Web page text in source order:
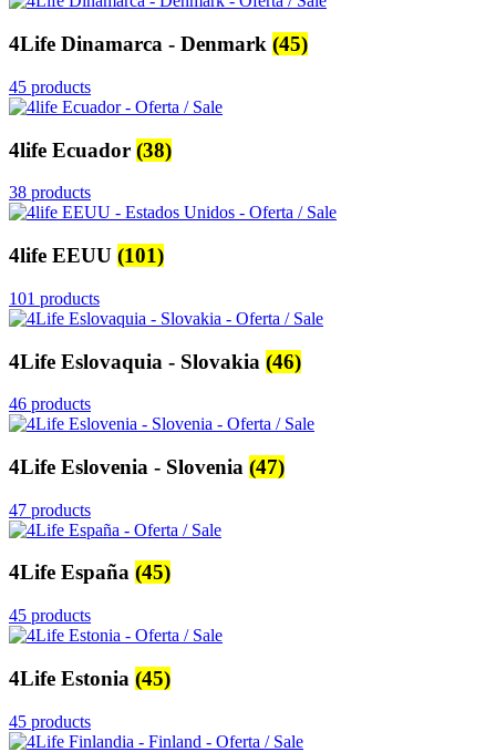
4Life Dinamarca - Denmark (45)
45 products
4life Ecuador (38)
38 products
4life EEUU (101)
101 products
4Life Eslovaquia - Slovakia (46)
46 products
4Life Eslovenia - Slovenia (47)
47 products
4Life España (45)
45 products
4Life Estonia (45)
45 products